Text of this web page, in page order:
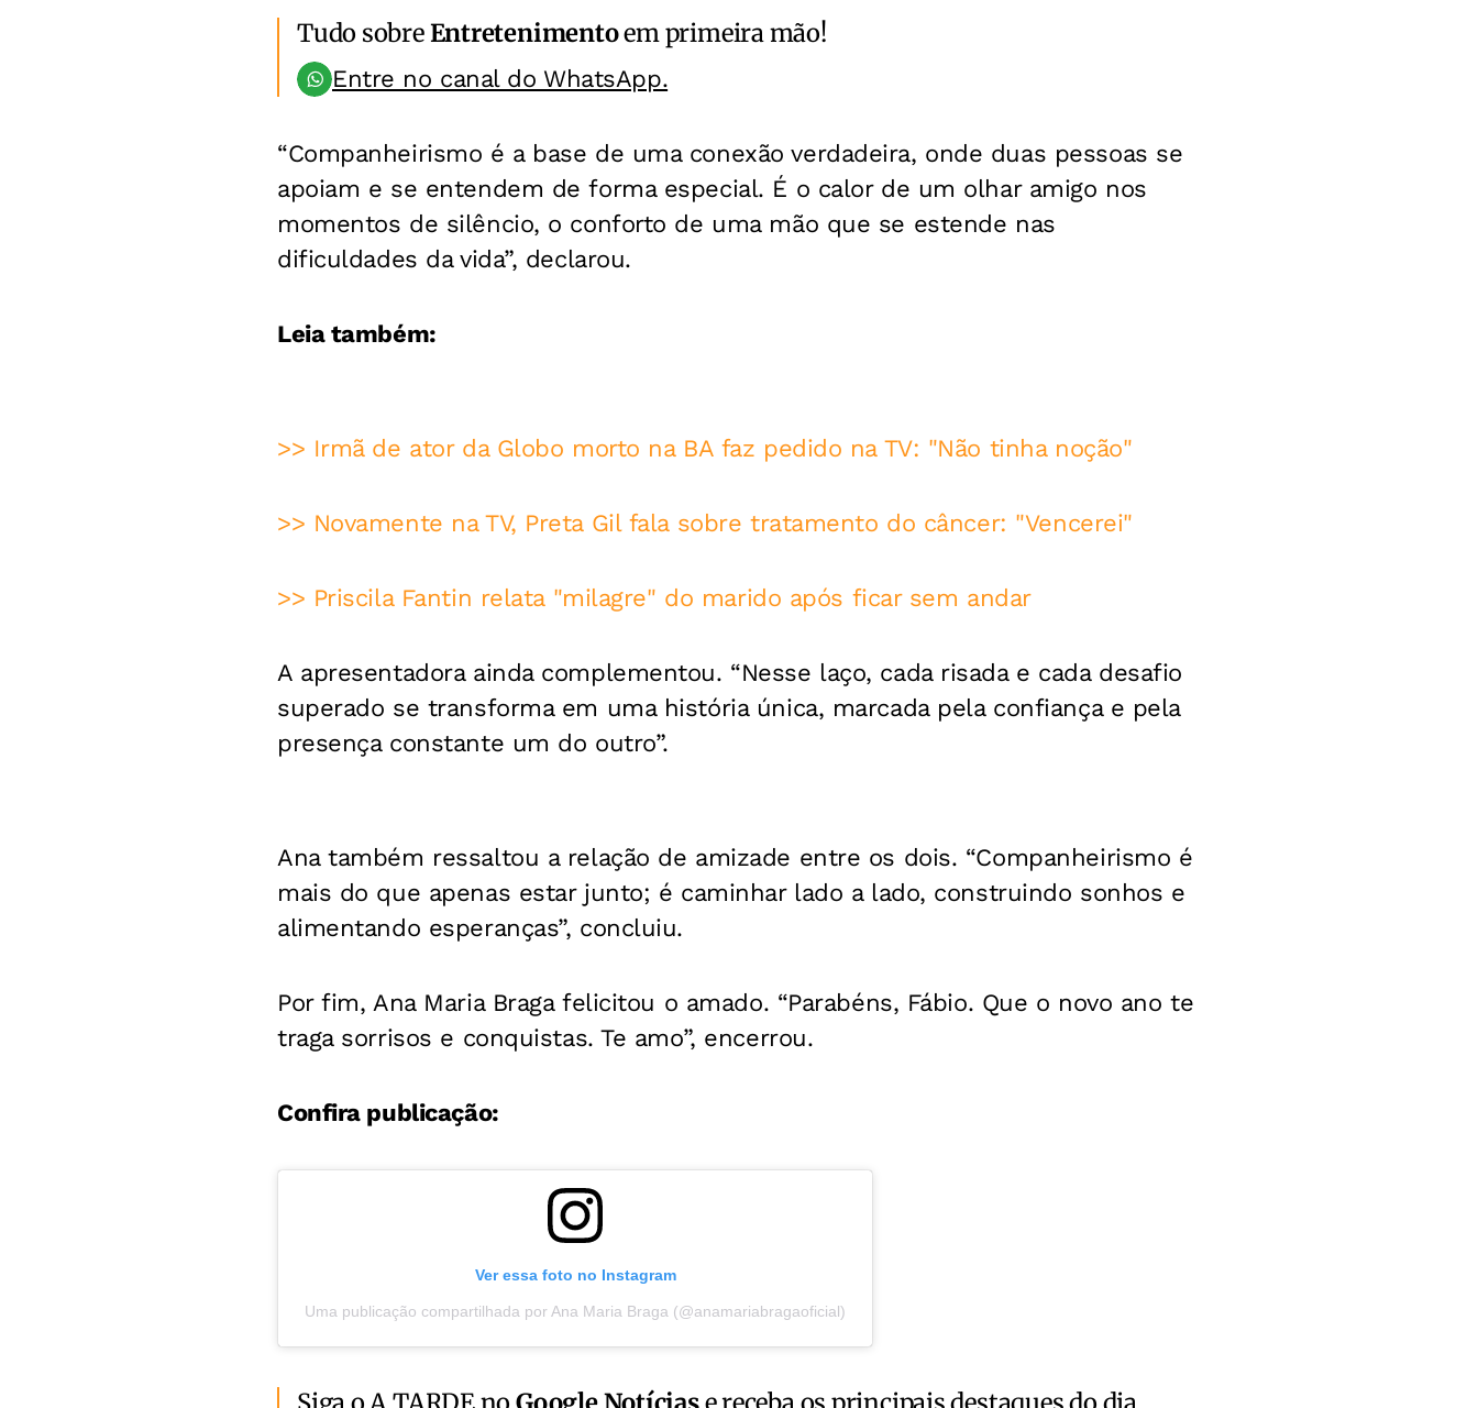
Tudo sobreEntretenimentoem primeira mão!
Entre no canal do WhatsApp.
“Companheirismo é a base de uma conexão verdadeira, onde duas pessoas se
apoiam e se entendem de forma especial. É o calor de um olhar amigo nos
momentos de silêncio, o conforto de uma mão que se estende nas
dificuldades da vida”, declarou.
Leia também:
>> Irmã de ator da Globo morto na BA faz pedido na TV: "Não tinha noção"
>> Novamente na TV, Preta Gil fala sobre tratamento do câncer: "Vencerei"
>> Priscila Fantin relata "milagre" do marido após ficar sem andar
A apresentadora ainda complementou. “Nesse laço, cada risada e cada desafio
superado se transforma em uma história única, marcada pela confiança e pela
presença constante um do outro”.
Ana também ressaltou a relação de amizade entre os dois. “Companheirismo é
mais do que apenas estar junto; é caminhar lado a lado, construindo sonhos e
alimentando esperanças”, concluiu.
Por fim, Ana Maria Braga felicitou o amado. “Parabéns, Fábio. Que o novo ano te
traga sorrisos e conquistas. Te amo”, encerrou.
Confira publicação:
Ver essa foto no Instagram
Uma publicação compartilhada por Ana Maria Braga (@anamariabragaoficial)